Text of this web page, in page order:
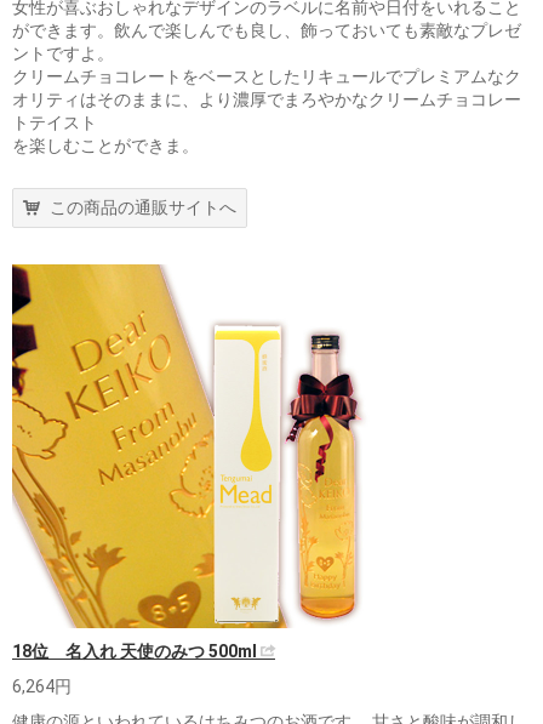
女性が喜ぶおしゃれなデザインのラベルに名前や日付をいれること
ができます。飲んで楽しんでも良し、飾っておいても素敵なプレゼ
ントですよ。
クリームチョコレートをベースとしたリキュールでプレミアムなク
オリティはそのままに、より濃厚でまろやかなクリームチョコレー
トテイスト
を楽しむことができま。
この商品の通販サイトへ
18位 名入れ 天使のみつ 500ml
6,264円